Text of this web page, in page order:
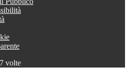
volte